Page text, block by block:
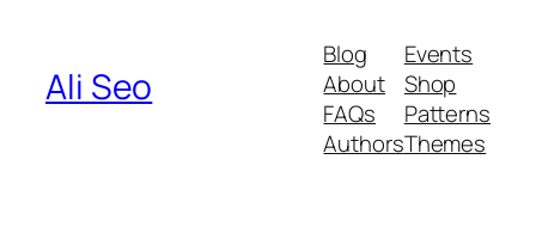
Ali Seo
Blog
About
FAQs
Authors
Events
Shop
Patterns
Themes